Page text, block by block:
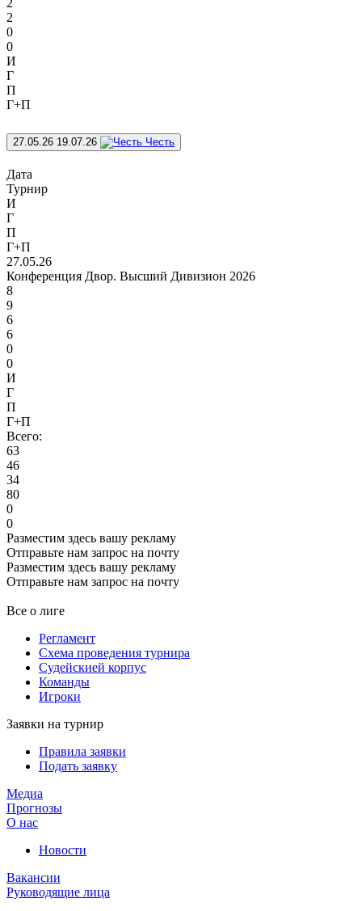
2
2
0
0
И
Г
П
Г+П
27.05.26 19.07.26 Честь
Дата
Турнир
И
Г
П
Г+П
27.05.26
Конференция Двор. Высший Дивизион 2026
8
9
6
6
0
0
И
Г
П
Г+П
Всего:
63
46
34
80
0
0
Разместим здесь вашу рекламу
Отправьте нам запрос на почту
Разместим здесь вашу рекламу
Отправьте нам запрос на почту
Все о лиге
Регламент
Схема проведения турнира
Судейскией корпус
Команды
Игроки
Заявки на турнир
Правила заявки
Подать заявку
Медиа
Прогнозы
О нас
Новости
Вакансии
Руководящие лица